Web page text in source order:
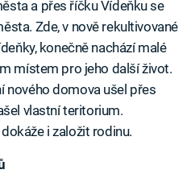
a přes říčku Vídeňku se
Zde, v nově rekultivované
konečně nachází malé
místem pro jeho další život.
nového domova ušel přes
vlastní teritorium.
i založit rodinu.